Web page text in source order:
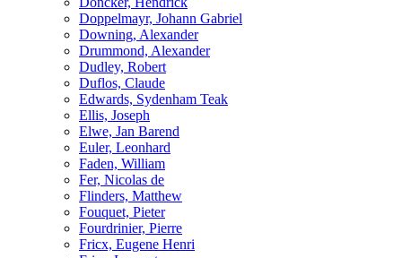
Doppelmayr, Johann Gabriel
Downing, Alexander
Drummond, Alexander
Dudley, Robert
Duflos, Claude
Edwards, Sydenham Teak
Ellis, Joseph
Elwe, Jan Barend
Euler, Leonhard
Faden, William
Fer, Nicolas de
Flinders, Matthew
Fouquet, Pieter
Fourdrinier, Pierre
Fricx, Eugene Henri